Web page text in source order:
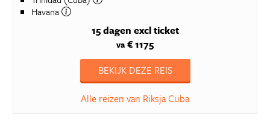
Havana
15 dagen excl ticket
va € 1175
BEKIJK DEZE REIS
Alle reizen van Riksja Cuba